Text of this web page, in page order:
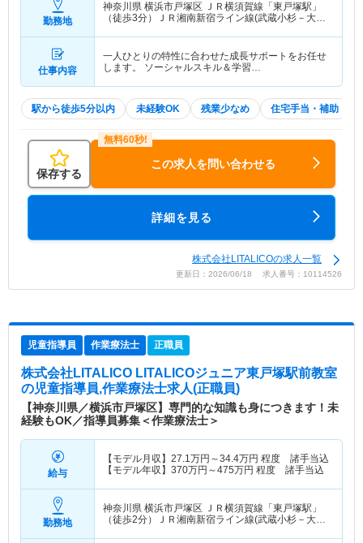
勤務地
神奈川県 横浜市戸塚区 ＪＲ横須賀線「東戸塚駅」
（徒歩3分）ＪＲ湘南新宿ライン線(武蔵小杉－大船)
仕事内容
一人ひとりの特性に合わせた成長サポートをお任せ
します。 ソーシャルスキル＆学習…
駅から徒歩5分以内 未経験OK 残業少なめ 住宅手当・補助
保存する
この求人を問い合わせる
詳細を見る
株式会社LITALICOの求人一覧
更新日：2026/06/18 求人番号：10114526
児童指導員 作業療法士 正職員
株式会社LITALICO LITALICOジュニア東戸塚駅前教室
の児童指導員,作業療法士求人(正職員)
【神奈川県／横浜市戸塚区】専門的な知識も身につきます！未
経験もOK／指導員募集＜作業療法士＞
給与
【モデル月収】 27.1万円～34.4万円 程度 諸手当込
【モデル年収】 370万円～475万円 程度 諸手当込
勤務地
神奈川県 横浜市戸塚区 ＪＲ横須賀線「東戸塚駅」
（徒歩2分）ＪＲ湘南新宿ライン線(武蔵小杉－大船)